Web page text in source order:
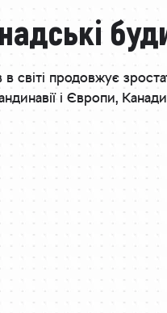
в світі продовжує
і Європи,